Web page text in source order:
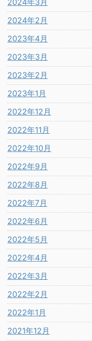
2024年2月
2023年4月
2023年3月
2023年2月
2023年1月
2022年12月
2022年11月
2022年10月
2022年9月
2022年8月
2022年7月
2022年6月
2022年5月
2022年4月
2022年3月
2022年2月
2022年1月
2021年12月